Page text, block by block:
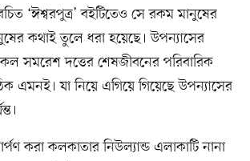
‘ঈশ্বরপুত্র’ বইটিতেও সে রকম মানুষের
কথাই তুলে ধরা হয়েছে। উপন্যাসের
সমরেশ দত্তের শেষজীবনের পরিবারিক
এমনই। যা নিয়ে এগিয়ে গিয়েছে উপন্যাসের
করা কলকাতার নিউল্যান্ড এলাকাটি নানা